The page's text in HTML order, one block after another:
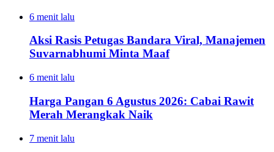
6 menit lalu
Aksi Rasis Petugas Bandara Viral, Manajemen
Suvarnabhumi Minta Maaf
6 menit lalu
Harga Pangan 6 Agustus 2026: Cabai Rawit
Merah Merangkak Naik
7 menit lalu